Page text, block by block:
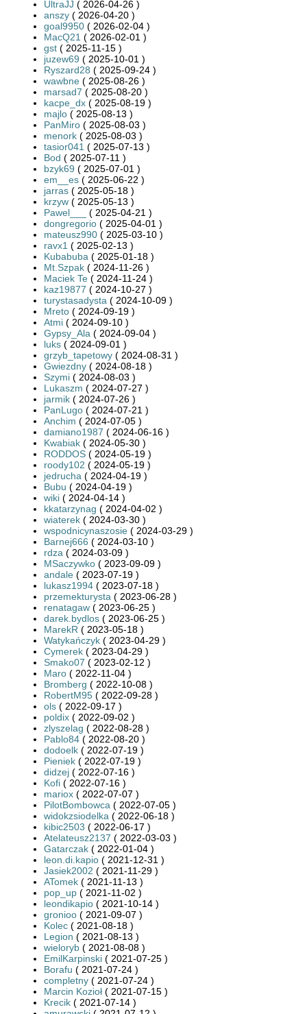
UltraJJ ( 2026-04-26 )
anszy ( 2026-04-20 )
goal9950 ( 2026-02-04 )
MacQ21 ( 2026-02-01 )
gst ( 2025-11-15 )
juzew69 ( 2025-10-01 )
Ryszard28 ( 2025-09-24 )
wawbne ( 2025-08-26 )
marsad7 ( 2025-08-20 )
kacpe_dx ( 2025-08-19 )
majlo ( 2025-08-13 )
PanMiro ( 2025-08-03 )
menork ( 2025-08-03 )
tasior041 ( 2025-07-13 )
Bod ( 2025-07-11 )
bzyk69 ( 2025-07-01 )
em__es ( 2025-06-22 )
jarras ( 2025-05-18 )
krzyw ( 2025-05-13 )
Pawel___
( 2025-04-21 )
dongregorio ( 2025-04-01 )
mateusz990 ( 2025-03-10 )
ravx1 ( 2025-02-13 )
Kubabuba ( 2025-01-18 )
Mt.Szpak ( 2024-11-26 )
Maciek Te ( 2024-11-24 )
kaz19877 ( 2024-10-27 )
turystasadysta ( 2024-10-09 )
Mreto ( 2024-09-19 )
Atmi ( 2024-09-10 )
Gypsy_Ala ( 2024-09-04 )
luks ( 2024-09-01 )
grzyb_tapetowy ( 2024-08-31 )
Gwiezdny ( 2024-08-18 )
Szymi ( 2024-08-03 )
Lukaszm ( 2024-07-27 )
jarmik ( 2024-07-26 )
PanLugo ( 2024-07-21 )
Anchim ( 2024-07-05 )
damiano1987 ( 2024-06-16 )
Kwabiak ( 2024-05-30 )
RODDOS ( 2024-05-19 )
roody102 ( 2024-05-19 )
jedrucha ( 2024-04-19 )
Bubu ( 2024-04-19 )
wiki ( 2024-04-14 )
kkatarzynag ( 2024-04-02 )
wiaterek ( 2024-03-30 )
wspodnicynaszosie ( 2024-03-29 )
Barnej666 ( 2024-03-10 )
rdza ( 2024-03-09 )
MSaczywko ( 2023-09-09 )
andale ( 2023-07-19 )
lukasz1994 ( 2023-07-18 )
przemekturysta ( 2023-06-28 )
renatagaw ( 2023-06-25 )
darek.bydlos ( 2023-06-25 )
MarekR ( 2023-05-18 )
Watykańczyk ( 2023-04-29 )
Cymerek ( 2023-04-29 )
Smako07 ( 2023-02-12 )
Maro ( 2022-11-04 )
Bromberg ( 2022-10-08 )
RobertM95 ( 2022-09-28 )
ols ( 2022-09-17 )
poldix ( 2022-09-02 )
zlyszelag ( 2022-08-28 )
Pablo84 ( 2022-08-20 )
dodoelk ( 2022-07-19 )
Pieniek ( 2022-07-19 )
didzej ( 2022-07-16 )
Kofi ( 2022-07-16 )
mariox ( 2022-07-07 )
PilotBombowca ( 2022-07-05 )
widokzsiodelka ( 2022-06-18 )
kibic2503 ( 2022-06-17 )
Atelateusz2137 ( 2022-03-03 )
Gatarczak ( 2022-01-04 )
leon.di.kapio ( 2021-12-31 )
Jasiek2002 ( 2021-11-29 )
ATomek ( 2021-11-13 )
pop_up ( 2021-11-02 )
leondikapio ( 2021-10-14 )
gronioo ( 2021-09-07 )
Kolec ( 2021-08-18 )
Legion ( 2021-08-13 )
wieloryb ( 2021-08-08 )
EmilKarpinski ( 2021-07-25 )
Borafu ( 2021-07-24 )
completny ( 2021-07-24 )
Marcin Kozioł ( 2021-07-15 )
Krecik ( 2021-07-14 )